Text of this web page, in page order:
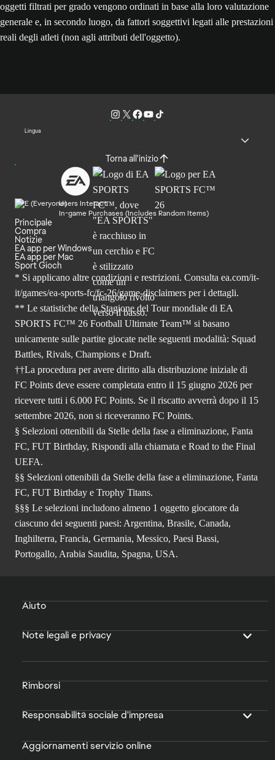
oggetti filtrati per grado vengono ordinati in base alla loro valutazione
generale e, in secondo luogo, da fattori soggettivi legati alle prestazioni
reali degli atleti (non agli attributi dell'oggetto).
Lingua
Torna all'inizio
Users Interact
In-game Purchases (Includes Random Items)
Principale
Compra
Notizie
EA app per Windows
EA app per Mac
Sport Gioch
* Si applicano altre condizioni e restrizioni. Consulta ea.com/it-
it/games/ea-sports-fc/fc-26/game-disclaimers per i dettagli.
** Le statistiche della Stagione del Tour mondiale di EA
SPORTS FC™ 26 Football Ultimate Team™ si basano
unicamente sulle partite giocate nelle seguenti modalità: Squad
Battles, Rivals, Champions e Draft.
††La procedura per avere diritto alla distribuzione iniziale di
FC Points deve essere completata entro il 15 giugno 2026 per
ricevere tutti i 6.000 FC Points. Se il riscatto avverrà dopo il 15
settembre 2026, non si riceveranno FC Points.
§ Selezioni ottenibili da Stelle della fase a eliminazione, Fanta
FC, FUT Birthday, Rispondi alla chiamata e Road to the Final
UEFA.
§§ Selezioni ottenibili da Stelle della fase a eliminazione, Fanta
FC, FUT Birthday e Trophy Titans.
§§§ Le selezioni includono almeno 1 oggetto giocatore da
ciascuno dei seguenti paesi: Argentina, Brasile, Canada,
Inghilterra, Francia, Germania, Messico, Paesi Bassi,
Portogallo, Arabia Saudita, Spagna, USA.
Aiuto
Note legali e privacy
Rimborsi
Responsabilità sociale d'impresa
Aggiornamenti servizio online